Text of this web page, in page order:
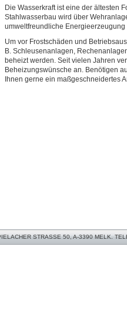
Die Wasserkraft ist eine der ältesten
Stahlwasserbau wird über
umweltfreundliche Energieerzeugung
Um vor Frostschäden und
B. Schleusenanlagen,
beheizt werden. Seit vielen Jahren
Beheizungswünsche an. Benötigen
Ihnen gerne ein maßgeschneidertes
STRASSE 50, A-3390 MELK.